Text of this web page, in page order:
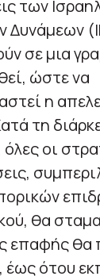
των
Δυνάμεων
σε μια
ώστε να
η
τη
οι
θα
επαφής θα
έως ότου